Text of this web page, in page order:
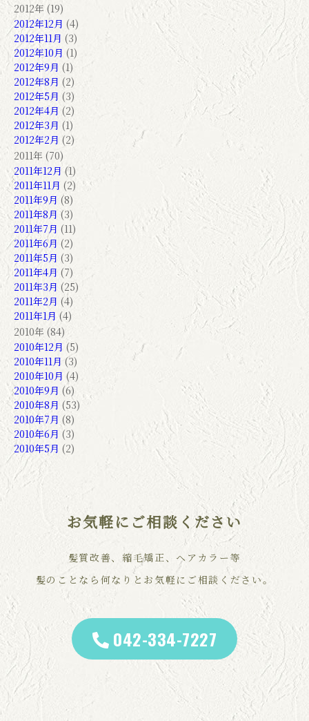
2012年 (19)
2012年12月 (4)
2012年11月 (3)
2012年10月 (1)
2012年9月 (1)
2012年8月 (2)
2012年5月 (3)
2012年4月 (2)
2012年3月 (1)
2012年2月 (2)
2011年 (70)
2011年12月 (1)
2011年11月 (2)
2011年9月 (8)
2011年8月 (3)
2011年7月 (11)
2011年6月 (2)
2011年5月 (3)
2011年4月 (7)
2011年3月 (25)
2011年2月 (4)
2011年1月 (4)
2010年 (84)
2010年12月 (5)
2010年11月 (3)
2010年10月 (4)
2010年9月 (6)
2010年8月 (53)
2010年7月 (8)
2010年6月 (3)
2010年5月 (2)
お気軽にご相談ください
髪質改善、縮毛矯正、ヘアカラー等
髪のことなら何なりとお気軽にご相談ください。
042-334-7227